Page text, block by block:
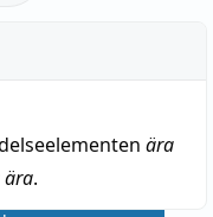
ära
ära.